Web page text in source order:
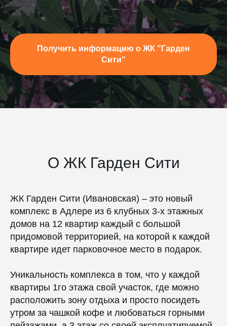
Получить информацию о ЖК "Гарден
Сити"
О ЖК Гарден Сити
ЖК Гарден Сити (Ивановская) – это новый
комплекс в Адлере из 6 клубных 3-х этажных
домов на 12 квартир каждый с большой
придомовой территорией, на которой к каждой
квартире идет парковочное место в подарок.
Уникальность комплекса в том, что у каждой
квартиры 1го этажа свой участок, где можно
расположить зону отдыха и просто посидеть
утром за чашкой кофе и любоваться горными